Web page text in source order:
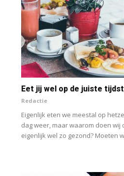
Eet jij wel op de juiste
Redactie
Eigenlijk eten we meestal op
dag weer, maar waarom doen wij
eigenlijk wel zo gezond? Moeten